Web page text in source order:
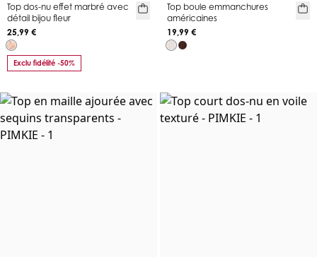
Top dos-nu effet marbré avec
détail bijou fleur
25,99 €
Exclu fidélité -50%
Top boule emmanchures
américaines
19,99 €